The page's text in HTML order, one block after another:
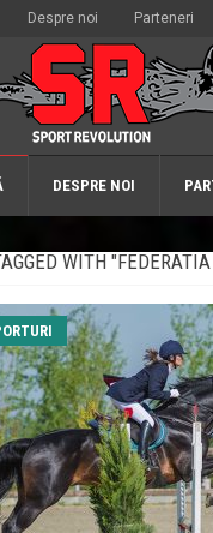
Despre noi Parteneri
DESPRE NOI
WITH